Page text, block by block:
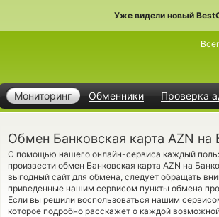
Уже видели новый
Мониторинг Обменники Проверка
Обмен Банковская карта AZN на
С помощью нашего онлайн-сервиса каждый
произвести обмен Банковская карта AZN на
выгодный сайт для обмена, следует обращать
приведенные нашим сервисом пункты обмена
Если вы решили воспользоваться нашим
которое подробно расскажет о каждой